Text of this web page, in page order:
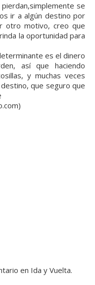
se
ir a algún destino por
otro motivo, creo que
la oportunidad para
es el dinero
así que haciendo
y muchas veces
que seguro que
en Ida y Vuelta.